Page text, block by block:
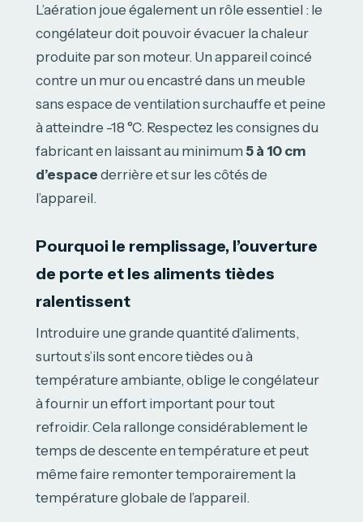
L’aération joue également un rôle essentiel : le
congélateur doit pouvoir évacuer la chaleur
produite par son moteur. Un appareil coincé
contre un mur ou encastré dans un meuble
sans espace de ventilation surchauffe et peine
à atteindre -18 °C. Respectez les consignes du
fabricant en laissant au minimum 5 à 10 cm
d’espace derrière et sur les côtés de
l’appareil.
Pourquoi le remplissage, l’ouverture
de porte et les aliments tièdes
ralentissent
Introduire une grande quantité d’aliments,
surtout s’ils sont encore tièdes ou à
température ambiante, oblige le congélateur
à fournir un effort important pour tout
refroidir. Cela rallonge considérablement le
temps de descente en température et peut
même faire remonter temporairement la
température globale de l’appareil.